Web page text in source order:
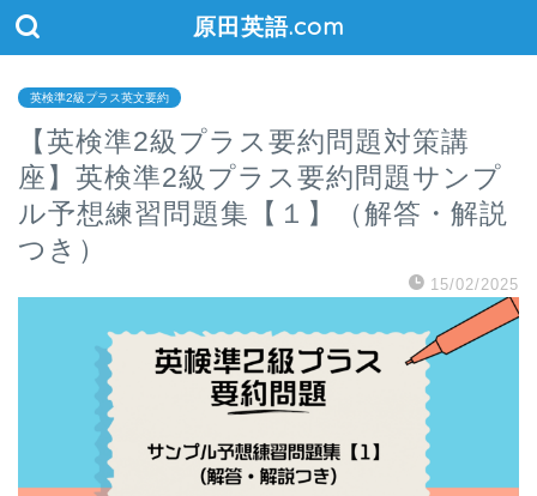
原田英語.com
英検準2級プラス英文要約
【英検準2級プラス要約問題対策講
座】英検準2級プラス要約問題サンプ
ル予想練習問題集【１】（解答・解説
つき）
15/02/2025